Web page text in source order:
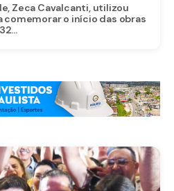
Zeca Cavalcanti, utilizou
comemorar o início das obras